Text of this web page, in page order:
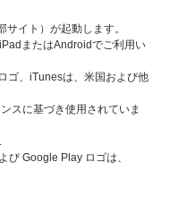
イト）が起動します。
またはAndroidでご利用い
ゴ、iTunesは、米国および他
スに基づき使用されていま
び Google Play ロゴは、